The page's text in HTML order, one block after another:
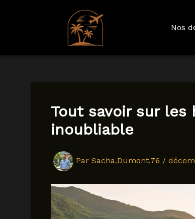
Aller
Nos
Tout savoir sur
inoubliable
Par Sacha.Dumont.76 /